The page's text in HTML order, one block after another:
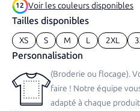
12 Voir les couleurs disponibles
Tailles disponibles
XS S M L 2XL
Personnalisation
(Broderie ou flocage).
faire ! Notre équipe
adapté à chaque